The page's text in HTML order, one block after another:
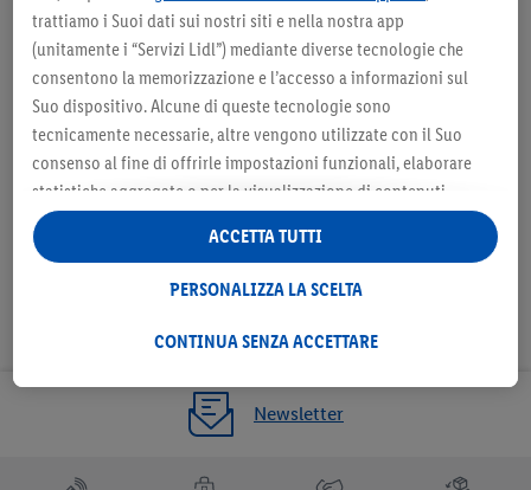
Seleziona come negozio
preferito
Seleziona come negozio preferito
Newsletter
trattiamo i Suoi dati sui nostri siti e nella nostra app
(unitamente i “Servizi Lidl”) mediante diverse tecnologie che
consentono la memorizzazione e l’accesso a informazioni sul
Suo dispositivo. Alcune di queste tecnologie sono
tecnicamente necessarie, altre vengono utilizzate con il Suo
consenso al fine di offrirle impostazioni funzionali, elaborare
statistiche aggregate o per la visualizzazione di contenuti
pubblicitari personalizzati all’interno e all’esterno dei Servizi
Lidl. Se è iscritto al programma Lidl Plus, anche i dati relativi al
Alla voce “Personalizza la scelta” può gestire singolarmente le
informazioni in merito al trattamento.
Cliccando “Continua senza accettare” può autorizzare il solo
“Accetta”, acconsente a tutti i trattamenti per tutte le finalità
CONTINUA SENZA ACCETTARE
PERSONALIZZA LA SCELTA
ACCETTA TUTTI